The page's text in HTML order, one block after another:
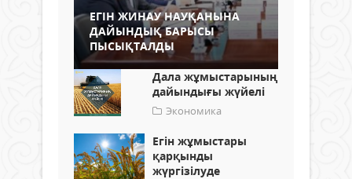
ЕГІН ЖИНАУ НАУҚАНЫНА
ДАЙЫНДЫҚ БАРЫСЫ
ПЫСЫҚТАЛДЫ
Дала жұмыстарының
дайындығы жүйелі
Экономика
Егін жұмыстары
қарқынды
жүргізілуде